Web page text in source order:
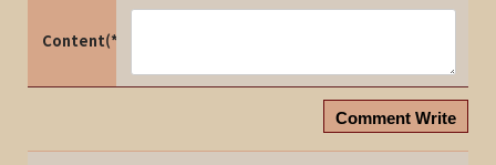
Content(*)
Comment Write